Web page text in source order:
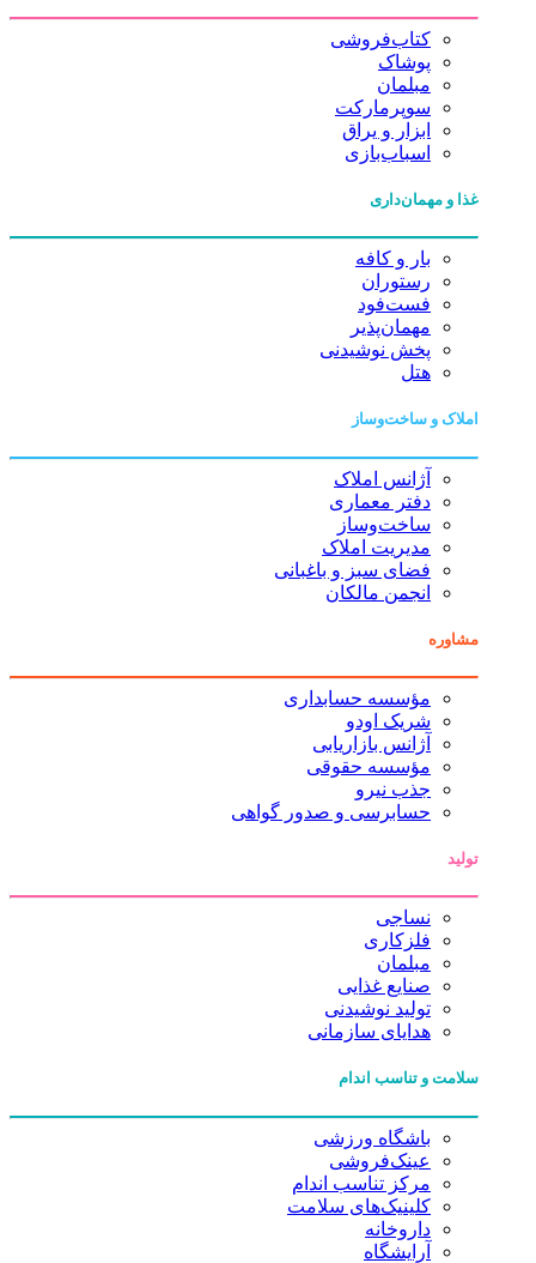
کتاب‌فروشی
پوشاک
مبلمان
سوپرمارکت
ابزار و یراق
اسباب‌بازی
غذا و مهمان‌داری
بار و کافه
رستوران
فست‌فود
مهمان‌پذیر
پخش نوشیدنی
هتل
املاک و ساخت‌وساز
آژانس املاک
دفتر معماری
ساخت‌وساز
مدیریت املاک
فضای سبز و باغبانی
انجمن مالکان
مشاوره
مؤسسه حسابداری
شریک اودو
آژانس بازاریابی
مؤسسه حقوقی
جذب نیرو
حسابرسی و صدور گواهی
تولید
نساجی
فلزکاری
مبلمان
صنایع غذایی
تولید نوشیدنی
هدایای سازمانی
سلامت و تناسب اندام
باشگاه ورزشی
عینک‌فروشی
مرکز تناسب اندام
کلینیک‌های سلامت
داروخانه
آرایشگاه